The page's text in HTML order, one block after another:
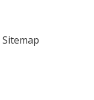
Sitemap